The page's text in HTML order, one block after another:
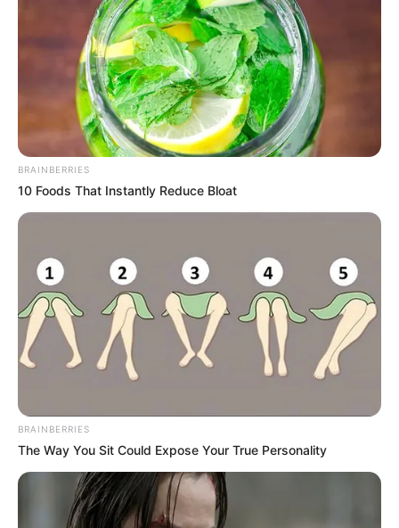
BRAINBERRIES
10 Foods That Instantly Reduce Bloat
BRAINBERRIES
The Way You Sit Could Expose Your True Personality